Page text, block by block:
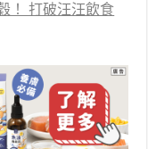
！ 打破汪汪飲食